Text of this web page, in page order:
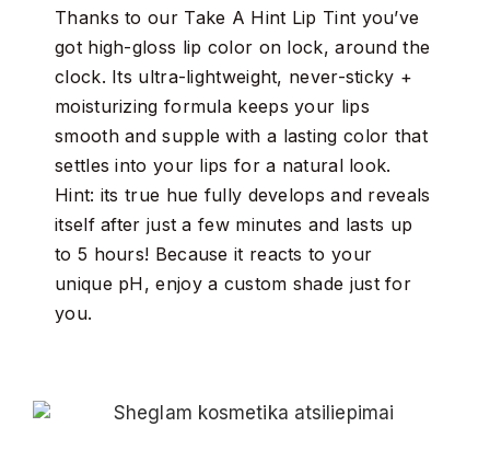
Thanks to our Take A Hint Lip Tint you’ve
got high-gloss lip color on lock, around the
clock. Its ultra-lightweight, never-sticky +
moisturizing formula keeps your lips
smooth and supple with a lasting color that
settles into your lips for a natural look.
Hint: its true hue fully develops and reveals
itself after just a few minutes and lasts up
to 5 hours! Because it reacts to your
unique pH, enjoy a custom shade just for
you.